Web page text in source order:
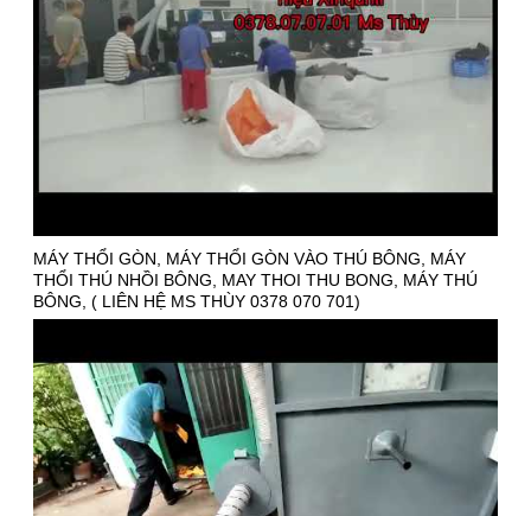
MÁY THỔI GÒN, MÁY THỔI GÒN VÀO THÚ BÔNG, MÁY
THỔI THÚ NHỒI BÔNG, MAY THOI THU BONG, MÁY THÚ
BÔNG, ( LIÊN HỆ MS THÙY 0378 070 701)